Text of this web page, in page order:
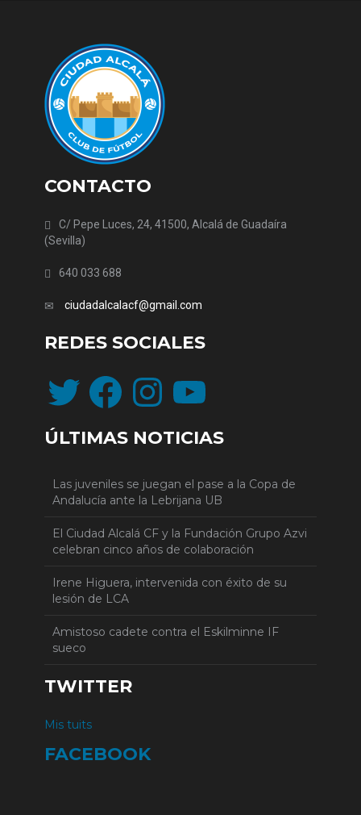
CONTACTO
C/ Pepe Luces, 24, 41500, Alcalá de Guadaíra
(Sevilla)
640 033 688
ciudadalcalacf@gmail.com
REDES SOCIALES
Twitter FacebookInstagramYouTube
ÚLTIMAS NOTICIAS
Las juveniles se juegan el pase a la Copa de
Andalucía ante la Lebrijana UB
El Ciudad Alcalá CF y la Fundación Grupo Azvi
celebran cinco años de colaboración
Irene Higuera, intervenida con éxito de su
lesión de LCA
Amistoso cadete contra el Eskilminne IF
sueco
TWITTER
Mis tuits
FACEBOOK